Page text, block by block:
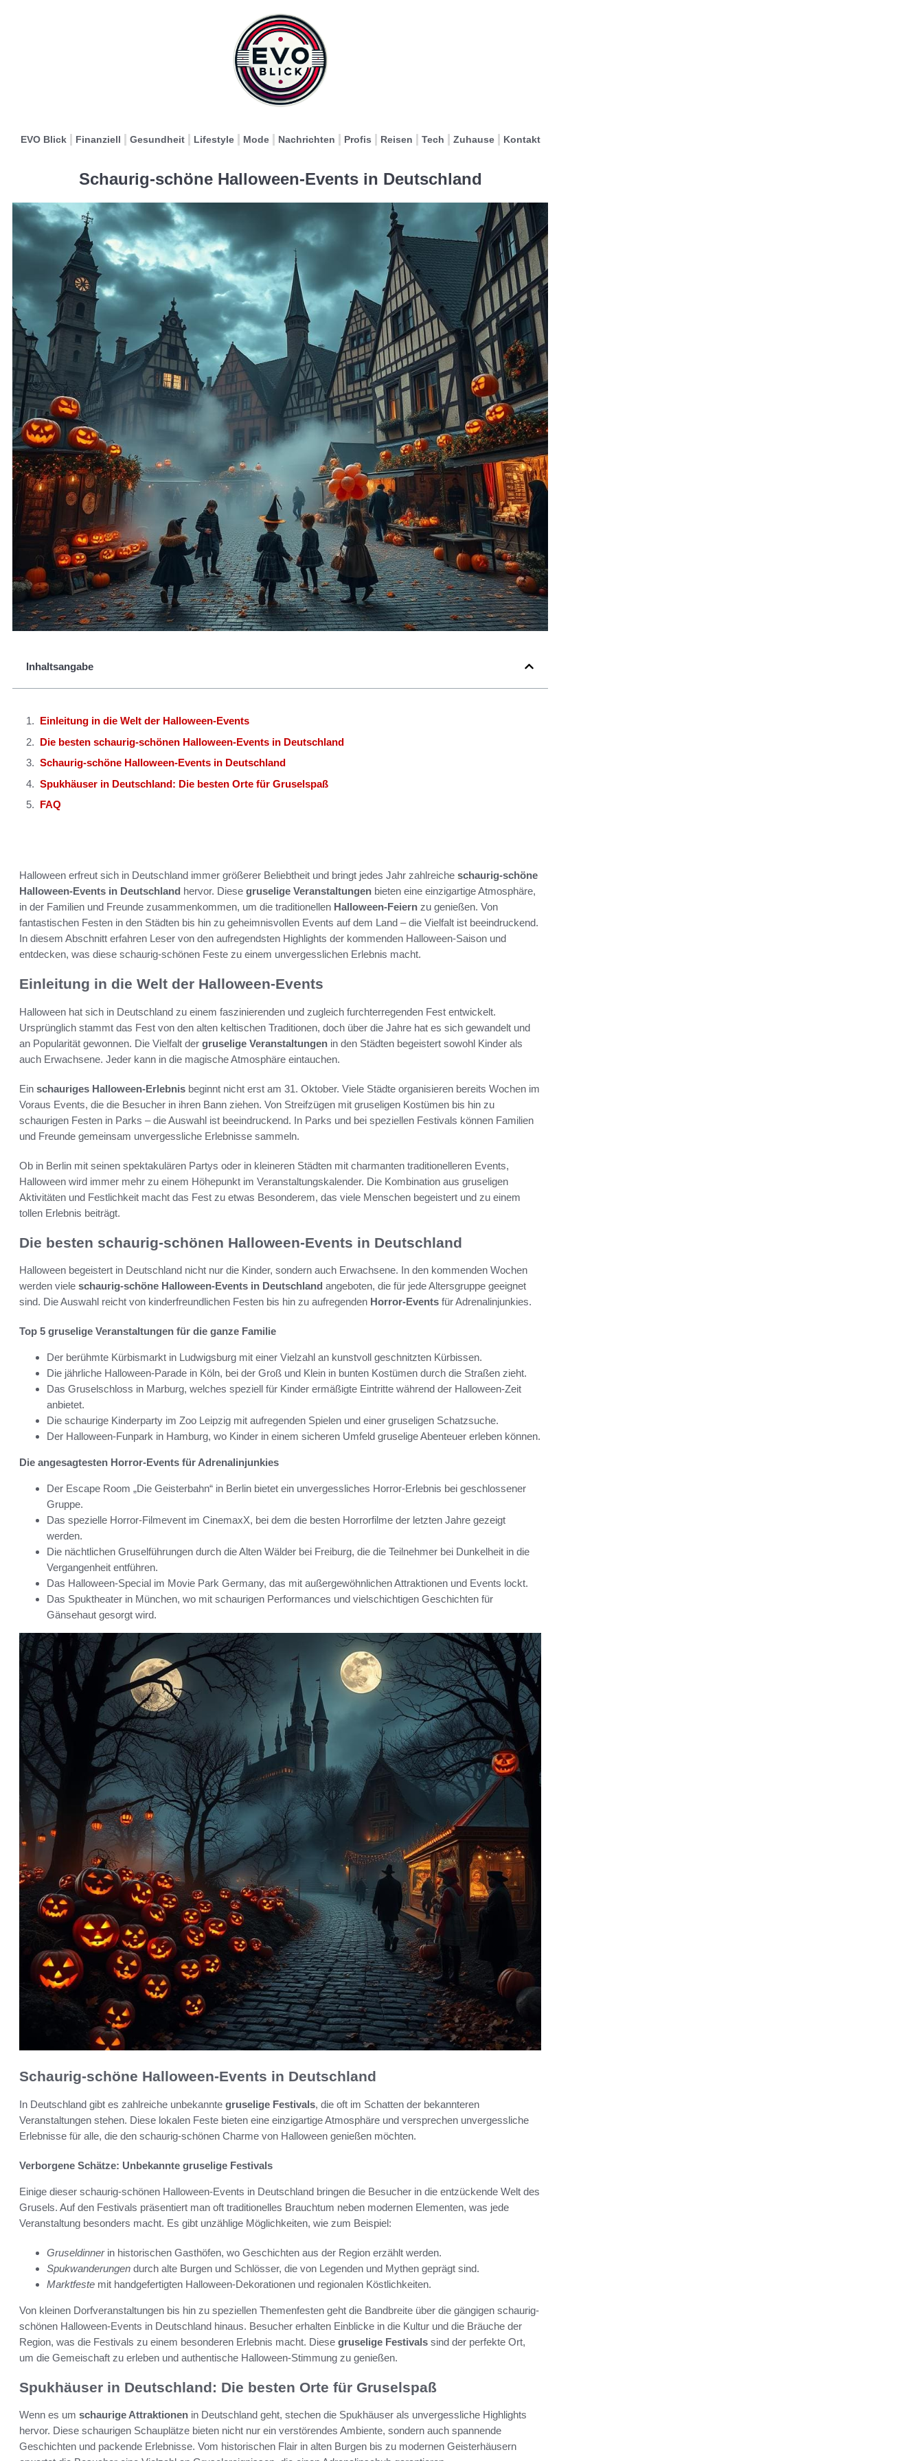
EVO Blick Finanziell Gesundheit Lifestyle Mode Nachrichten Profis Reisen Tech Zuhause Kontakt
Schaurig-schöne Halloween-Events in Deutschland
Inhaltsangabe
Einleitung in die Welt der Halloween-Events
Die besten schaurig-schönen Halloween-Events in Deutschland
Schaurig-schöne Halloween-Events in Deutschland
Spukhäuser in Deutschland: Die besten Orte für Gruselspaß
FAQ
Halloween erfreut sich in Deutschland immer größerer Beliebtheit und bringt jedes Jahr zahlreiche schaurig-schöne
Halloween-Events in Deutschland hervor. Diese gruselige Veranstaltungen bieten eine einzigartige Atmosphäre,
in der Familien und Freunde zusammenkommen, um die traditionellen Halloween-Feiern zu genießen. Von
fantastischen Festen in den Städten bis hin zu geheimnisvollen Events auf dem Land – die Vielfalt ist beeindruckend.
In diesem Abschnitt erfahren Leser von den aufregendsten Highlights der kommenden Halloween-Saison und
entdecken, was diese schaurig-schönen Feste zu einem unvergesslichen Erlebnis macht.
Einleitung in die Welt der Halloween-Events
Halloween hat sich in Deutschland zu einem faszinierenden und zugleich furchterregenden Fest entwickelt.
Ursprünglich stammt das Fest von den alten keltischen Traditionen, doch über die Jahre hat es sich gewandelt und
an Popularität gewonnen. Die Vielfalt der gruselige Veranstaltungen in den Städten begeistert sowohl Kinder als
auch Erwachsene. Jeder kann in die magische Atmosphäre eintauchen.
Ein schauriges Halloween-Erlebnis beginnt nicht erst am 31. Oktober. Viele Städte organisieren bereits Wochen im
Voraus Events, die die Besucher in ihren Bann ziehen. Von Streifzügen mit gruseligen Kostümen bis hin zu
schaurigen Festen in Parks – die Auswahl ist beeindruckend. In Parks und bei speziellen Festivals können Familien
und Freunde gemeinsam unvergessliche Erlebnisse sammeln.
Ob in Berlin mit seinen spektakulären Partys oder in kleineren Städten mit charmanten traditionelleren Events,
Halloween wird immer mehr zu einem Höhepunkt im Veranstaltungskalender. Die Kombination aus gruseligen
Aktivitäten und Festlichkeit macht das Fest zu etwas Besonderem, das viele Menschen begeistert und zu einem
tollen Erlebnis beiträgt.
Die besten schaurig-schönen Halloween-Events in Deutschland
Halloween begeistert in Deutschland nicht nur die Kinder, sondern auch Erwachsene. In den kommenden Wochen
werden viele schaurig-schöne Halloween-Events in Deutschland angeboten, die für jede Altersgruppe geeignet
sind. Die Auswahl reicht von kinderfreundlichen Festen bis hin zu aufregenden Horror-Events für Adrenalinjunkies.
Top 5 gruselige Veranstaltungen für die ganze Familie
Der berühmte Kürbismarkt in Ludwigsburg mit einer Vielzahl an kunstvoll geschnitzten Kürbissen.
Die jährliche Halloween-Parade in Köln, bei der Groß und Klein in bunten Kostümen durch die Straßen zieht.
Das Gruselschloss in Marburg, welches speziell für Kinder ermäßigte Eintritte während der Halloween-Zeit
anbietet.
Die schaurige Kinderparty im Zoo Leipzig mit aufregenden Spielen und einer gruseligen Schatzsuche.
Der Halloween-Funpark in Hamburg, wo Kinder in einem sicheren Umfeld gruselige Abenteuer erleben können.
Die angesagtesten Horror-Events für Adrenalinjunkies
Der Escape Room „Die Geisterbahn“ in Berlin bietet ein unvergessliches Horror-Erlebnis bei geschlossener
Gruppe.
Das spezielle Horror-Filmevent im CinemaxX, bei dem die besten Horrorfilme der letzten Jahre gezeigt
werden.
Die nächtlichen Gruselführungen durch die Alten Wälder bei Freiburg, die die Teilnehmer bei Dunkelheit in die
Vergangenheit entführen.
Das Halloween-Special im Movie Park Germany, das mit außergewöhnlichen Attraktionen und Events lockt.
Das Spuktheater in München, wo mit schaurigen Performances und vielschichtigen Geschichten für
Gänsehaut gesorgt wird.
Schaurig-schöne Halloween-Events in Deutschland
In Deutschland gibt es zahlreiche unbekannte gruselige Festivals, die oft im Schatten der bekannteren
Veranstaltungen stehen. Diese lokalen Feste bieten eine einzigartige Atmosphäre und versprechen unvergessliche
Erlebnisse für alle, die den schaurig-schönen Charme von Halloween genießen möchten.
Verborgene Schätze: Unbekannte gruselige Festivals
Einige dieser schaurig-schönen Halloween-Events in Deutschland bringen die Besucher in die entzückende Welt des
Grusels. Auf den Festivals präsentiert man oft traditionelles Brauchtum neben modernen Elementen, was jede
Veranstaltung besonders macht. Es gibt unzählige Möglichkeiten, wie zum Beispiel:
Gruseldinnerin historischen Gasthöfen, wo Geschichten aus der Region erzählt werden.
Spukwanderungen durch alte Burgen und Schlösser, die von Legenden und Mythen geprägt sind.
Marktfeste mit handgefertigten Halloween-Dekorationen und regionalen Köstlichkeiten.
Von kleinen Dorfveranstaltungen bis hin zu speziellen Themenfesten geht die Bandbreite über die gängigen schaurig-
schönen Halloween-Events in Deutschland hinaus. Besucher erhalten Einblicke in die Kultur und die Bräuche der
Region, was die Festivals zu einem besonderen Erlebnis macht. Diese gruselige Festivals sind der perfekte Ort,
um die Gemeischaft zu erleben und authentische Halloween-Stimmung zu genießen.
Spukhäuser in Deutschland: Die besten Orte für Gruselspaß
Wenn es um schaurige Attraktionen in Deutschland geht, stechen die Spukhäuser als unvergessliche Highlights
hervor. Diese schaurigen Schauplätze bieten nicht nur ein verstörendes Ambiente, sondern auch spannende
Geschichten und packende Erlebnisse. Vom historischen Flair in alten Burgen bis zu modernen Geisterhäusern